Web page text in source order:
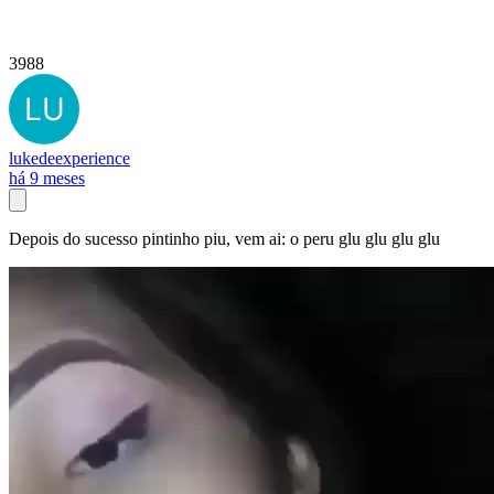
3988
lukedeexperience
há 9 meses
Depois do sucesso pintinho piu, vem ai: o peru glu glu glu glu